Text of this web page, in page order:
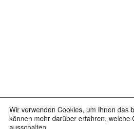
Wir verwenden Cookies, um Ihnen das
können mehr darüber erfahren, welche
ausschalten.